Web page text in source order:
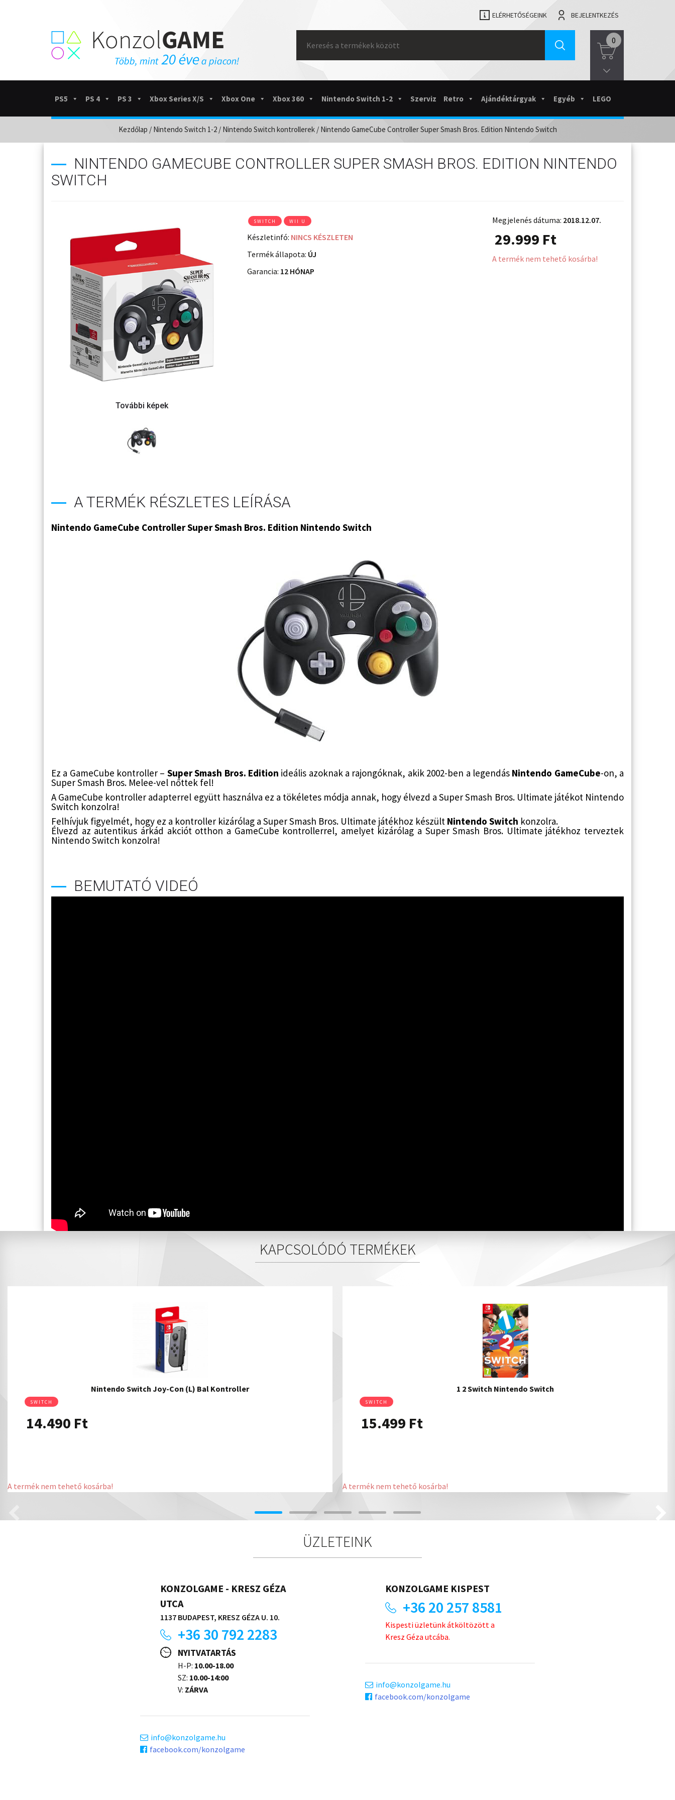
ELÉRHETŐSÉGEINK BEJELENTKEZÉS
for:
0
PS5 PS 4 PS 3 Xbox Series X/S Xbox One Xbox 360 Nintendo Switch 1-2 Szerviz Retro Ajándéktárgyak Egyéb LEGO
Kezdőlap / Nintendo Switch 1-2/ Nintendo Switch kontrollerek/ Nintendo GameCube Controller Super Smash Bros. Edition Nintendo Switch
NINTENDO GAMECUBE CONTROLLER SUPER SMASH BROS. EDITION NINTENDO
SWITCH
SWITCH WII U
Készletinfó: NINCS KÉSZLETEN
Termék állapota: ÚJ
Garancia: 12 HÓNAP
Megjelenés dátuma: 2018.12.07.
29.999 Ft
A termék nem tehető kosárba!
A TERMÉK RÉSZLETES LEÍRÁSA
Nintendo GameCube Controller Super Smash Bros. Edition Nintendo Switch
Ez a GameCube kontroller – Super Smash Bros. Edition ideális azoknak a rajongóknak, akik 2002-ben a legendás Nintendo GameCube-on, a
Super Smash Bros. Melee-vel nőttek fel!
A GameCube kontroller adapterrel együtt használva ez a tökéletes módja annak, hogy élvezd a Super Smash Bros. Ultimate játékot Nintendo
Switch konzolra!
Felhívjuk figyelmét, hogy ez a kontroller kizárólag a Super Smash Bros. Ultimate játékhoz készült Nintendo Switch konzolra.
Élvezd az autentikus árkád akciót otthon a GameCube kontrollerrel, amelyet kizárólag a Super Smash Bros. Ultimate játékhoz terveztek
Nintendo Switch konzolra!
BEMUTATÓ VIDEÓ
KAPCSOLÓDÓ TERMÉKEK
Nintendo Switch Joy-Con (L) Bal Kontroller
SWITCH
14.490 Ft
A termék nem tehető kosárba!
1 2 Switch Nintendo Switch
SWITCH
15.499 Ft
A termék nem tehető kosárba!
ÜZLETEINK
KONZOLGAME - KRESZ GÉZA
UTCA
1137 BUDAPEST, KRESZ GÉZA U. 10.
+36 30 792 2283
NYITVATARTÁS
H-P: 10.00-18.00
SZ: 10.00-14:00
V: ZÁRVA
info
konzolgame.hu
facebook.com/konzolgame
KONZOLGAME KISPEST
+36 20 257 8581
Kispesti üzletünk átköltözött a
Kresz Géza utcába.
info
konzolgame.hu
facebook.com/konzolgame